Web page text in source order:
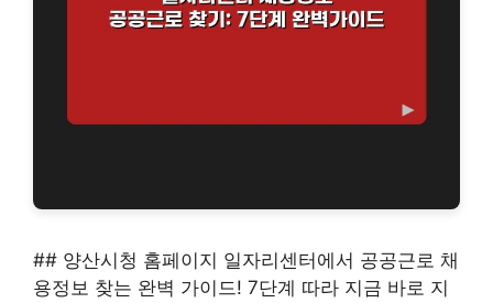
## 양산시청 홈페이지 일자리센터에서 공공근로 채
용정보 찾는 완벽 가이드! 7단계 따라 지금 바로 지